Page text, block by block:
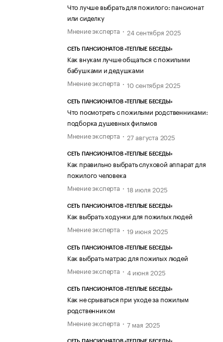
Что лучше выбрать для пожилого: пансионат
или сиделку
Мнение эксперта
24 сентября 2025
СЕТЬ ПАНСИОНАТОВ «ТЕПЛЫЕ БЕСЕДЫ»
Как внукам лучше общаться с пожилыми
бабушками и дедушками
Мнение эксперта
10 сентября 2025
СЕТЬ ПАНСИОНАТОВ «ТЕПЛЫЕ БЕСЕДЫ»
Что посмотреть с пожилыми родственниками:
подборка душевных фильмов
Мнение эксперта
27 августа 2025
СЕТЬ ПАНСИОНАТОВ «ТЕПЛЫЕ БЕСЕДЫ»
Как правильно выбрать слуховой аппарат для
пожилого человека
Мнение эксперта
18 июля 2025
СЕТЬ ПАНСИОНАТОВ «ТЕПЛЫЕ БЕСЕДЫ»
Как выбрать ходунки для пожилых людей
Мнение эксперта
19 июня 2025
СЕТЬ ПАНСИОНАТОВ «ТЕПЛЫЕ БЕСЕДЫ»
Как выбрать матрас для пожилых людей
Мнение эксперта
4 июня 2025
СЕТЬ ПАНСИОНАТОВ «ТЕПЛЫЕ БЕСЕДЫ»
Как не срываться при уходе за пожилым
родственником
Мнение эксперта
7 мая 2025